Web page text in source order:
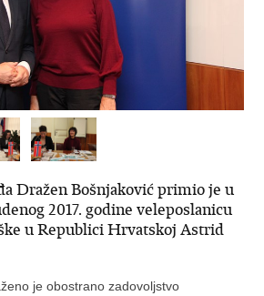
Dražen Bošnjaković primio je u
2017. godine veleposlanicu
u Republici Hrvatskoj Astrid
je obostrano zadovoljstvo